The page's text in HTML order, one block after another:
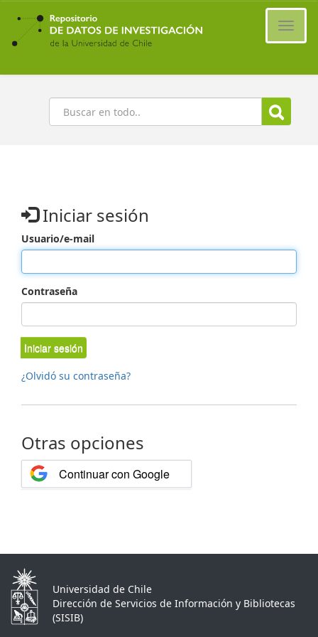
Ir
contenido
principal
Buscar
Iniciar sesión
Usuario/e-mail
Contraseña
Iniciar sesión
¿Olvidó su contraseña?
Otras opciones
Continuar con Google
Universidad de Chile
Dirección de Servicios de Información y Bibliotecas
(SISIB)